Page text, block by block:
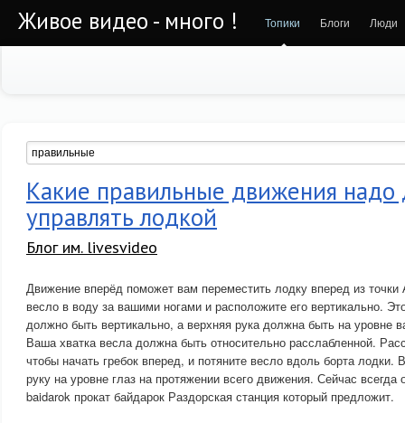
Живое видео - много ! Топики Блоги Люди
Какие правильные движения надо
управлять лодкой
Блог им. livesvideo
Движение вперёд поможет вам переместить лодку вперед из
весло в воду за вашими ногами и расположите его вертикально.
должно быть вертикально, а верхняя рука должна быть на уровне
Ваша хватка весла должна быть относительно расслабленной.
чтобы начать гребок вперед, и потяните весло вдоль борта
руку на уровне глаз на протяжении всего движения. Сейчас всегда
baidarok прокат байдарок Раздорская станция который предложит.